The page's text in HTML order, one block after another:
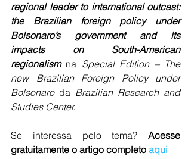
regional leader to international outcast:
the Brazilian foreign policy under
Bolsonaro’s government and its
impacts on South-American
regionalism na Special Edition – The
new Brazilian Foreign Policy under
Bolsonaro da Brazilian Research and
Studies Center.
Se interessa pelo tema? Acesse
gratuitamente o artigo completo aqui